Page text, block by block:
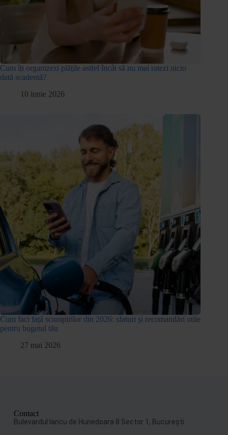
Cum îți organizezi plățile astfel încât să nu mai ratezi nicio
dată scadentă?
10 iunie 2026
Cum faci față scumpirilor din 2026: sfaturi și recomandări utile
pentru bugetul tău
27 mai 2026
Contact
Bulevardul Iancu de Hunedoara 8 Sector 1, Bucureşti